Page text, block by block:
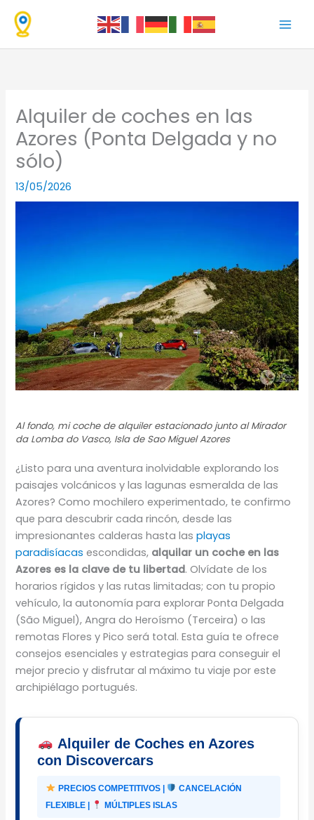
contenido
Alquiler de coches en las
Azores (Ponta Delgada y no
sólo)
13/05/2026
Al fondo, mi coche de alquiler estacionado junto al Mirador
da Lomba do Vasco, Isla de Sao Miguel Azores
¿Listo para una aventura inolvidable explorando los
paisajes volcánicos y las lagunas esmeralda de las
Azores? Como mochilero experimentado, te confirmo
que para descubrir cada rincón, desde las
impresionantes calderas hasta lasplayas
paradisíacas escondidas, alquilar un coche en las
Azores es la clave de tu libertad. Olvídate de los
horarios rígidos y las rutas limitadas; con tu propio
vehículo, la autonomía para explorar Ponta Delgada
(São Miguel), Angra do Heroísmo (Terceira) o las
remotas Flores y Pico será total. Esta guía te ofrece
consejos esenciales y estrategias para conseguir el
mejor precio y disfrutar al máximo tu viaje por este
archipiélago portugués.
Alquiler de Coches en Azores
con Discovercars
PRECIOS COMPETITIVOS |
CANCELACIÓN
FLEXIBLE |
MÚLTIPLES ISLAS